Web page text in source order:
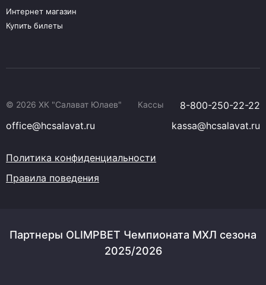
Интернет магазин
Купить билеты
© 2026 ХК "Салават Юлаев" Кассы
8-800-250-22-22
office@hcsalavat.ru
kassa@hcsalavat.ru
Политика конфиденциальности
Правила поведения
Партнеры OLIMPBET Чемпионата МХЛ сезона
2025/2026